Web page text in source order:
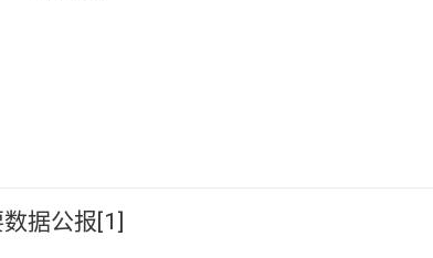
据公报[1]